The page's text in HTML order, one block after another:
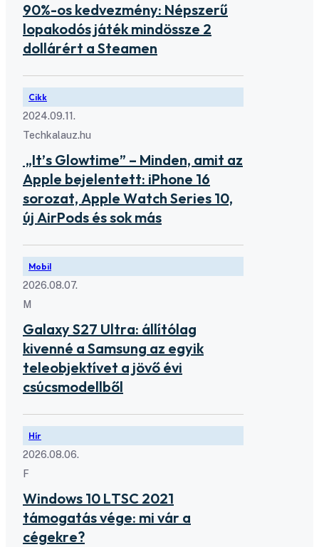
90%-os kedvezmény: Népszerű
lopakodós játék mindössze 2
dollárért a Steamen
Cikk
2024.09.11.
Techkalauz.hu
„It’s Glowtime” – Minden, amit az
Apple bejelentett: iPhone 16
sorozat, Apple Watch Series 10,
új AirPods és sok más
Mobil
2026.08.07.
M
Galaxy S27 Ultra: állítólag
kivenné a Samsung az egyik
teleobjektívet a jövő évi
csúcsmodellből
Hír
2026.08.06.
F
Windows 10 LTSC 2021
támogatás vége: mi vár a
cégekre?